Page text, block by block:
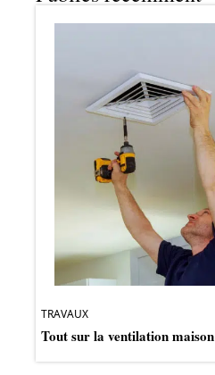
TRAVAUX
Tout sur la ventilation maison